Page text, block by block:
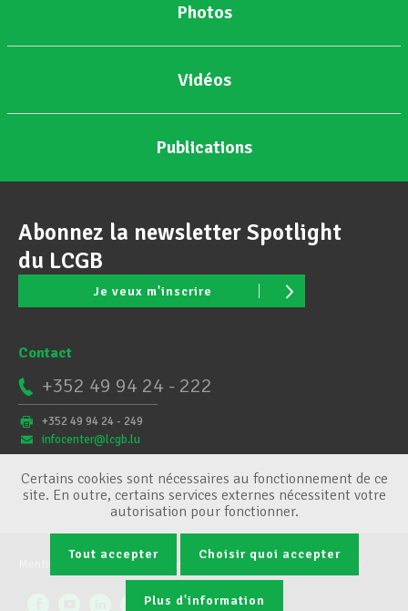
Photos
Vidéos
Publications
Abonnez la newsletter Spotlight
du LCGB
Je veux m'inscrire
Contact
+352 49 94 24 - 222
+352 49 94 24 - 249
infocenter@lcgb.lu
Conditions générales Gestion des cookies
Certains cookies sont nécessaires au fonctionnement de ce
site. En outre, certains services externes nécessitent votre
autorisation pour fonctionner.
Tout accepter Choisir quoi accepter
Plus d'information